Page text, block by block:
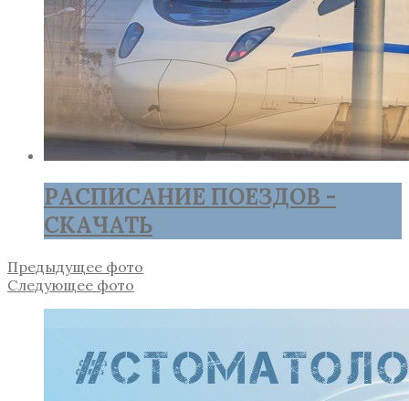
РАСПИСАНИЕ ПОЕЗДОВ -
СКАЧАТЬ
Предыдущее фото
Следующее фото